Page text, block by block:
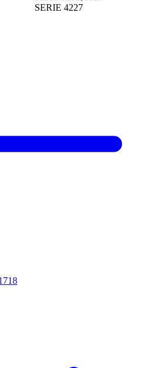
SERIE 4227
18